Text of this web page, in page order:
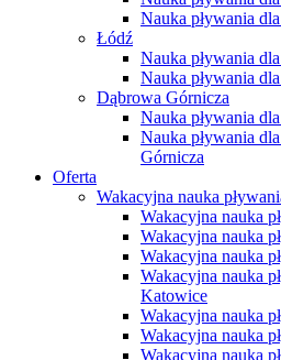
Nauka pływania
Łódź
Nauka pływania
Nauka pływania
Dąbrowa Górnicza
Nauka pływania
Nauka pływania
Górnicza
Oferta
Wakacyjna nauka
Wakacyjna nauka
Wakacyjna nauka
Wakacyjna nauka
Wakacyjna nauka
Katowice
Wakacyjna nauka
Wakacyjna nauka
Wakacyjna nauka